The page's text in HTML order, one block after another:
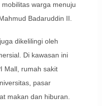
warga menuju
Badaruddin II.
dikelilingi oleh
Di kawasan ini
Mall, rumah sakit
pasar
makan dan hiburan.